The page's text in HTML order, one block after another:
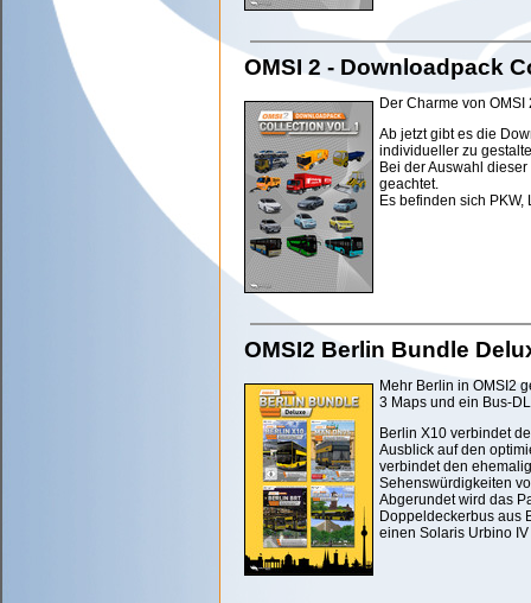
OMSI 2 - Downloadpack
Der Charme von
Ab jetzt gibt es die
individueller zu
Bei der Auswahl
geachtet.
Es befinden sich
OMSI2 Berlin Bundle
Mehr Berlin in OMSI2
3 Maps und ein Bus-
Berlin X10 verbindet
Ausblick auf den
verbindet den
Sehenswürdigkeiten
Abgerundet wird das
Doppeldeckerbus aus
einen Solaris Urbino